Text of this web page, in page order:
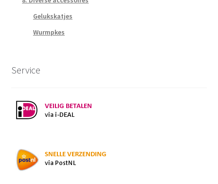
Gelukskatjes
Wurmpkes
Service